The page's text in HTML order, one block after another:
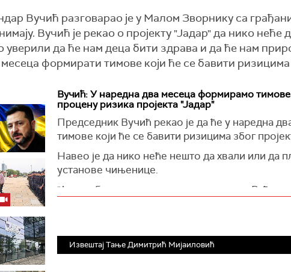
Вучић разговарао је у Малом Зворнику са
Вучић је рекао о пројекту "Јадар" да нико
уверили да ће нам деца бити здрава и да ће нам
формирати тимове који ће се бавити ризицима
Вучић: У наредна два месеца формирамо
процену ризика пројекта "Јадар"
Председник Вучић рекао је да ће у наредна
тимове који ће се бавити ризицима због
Навео је да нико неће нешто да хвали или да
установе чињенице.
"Ако се буде радио рудник, општине из
три пута веће буџете, а и држава би имала
средина.
Извештај Тање Димитрић Мијаиловић